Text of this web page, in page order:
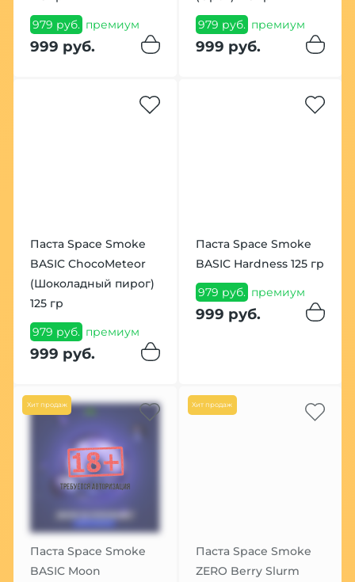
979 руб. премиум
999 руб.
979 руб. премиум
999 руб.
Паста Space Smoke
BASIC ChocoMeteor
(Шоколадный пирог)
125 гр
979 руб. премиум
999 руб.
Паста Space Smoke
BASIC Hardness 125 гр
979 руб. премиум
999 руб.
Хит продаж
Паста Space Smoke
BASIC Moon
Хит продаж
Паста Space Smoke
ZERO Berry Slurm